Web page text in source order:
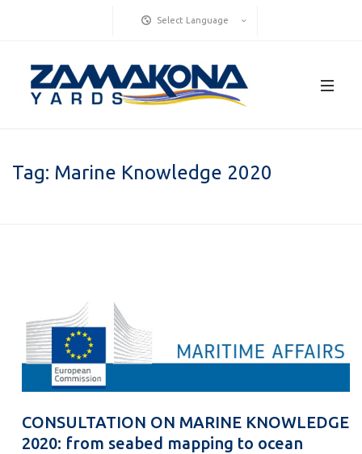
Select Language
Tag: Marine Knowledge 2020
CONSULTATION ON MARINE KNOWLEDGE
2020: from seabed mapping to ocean